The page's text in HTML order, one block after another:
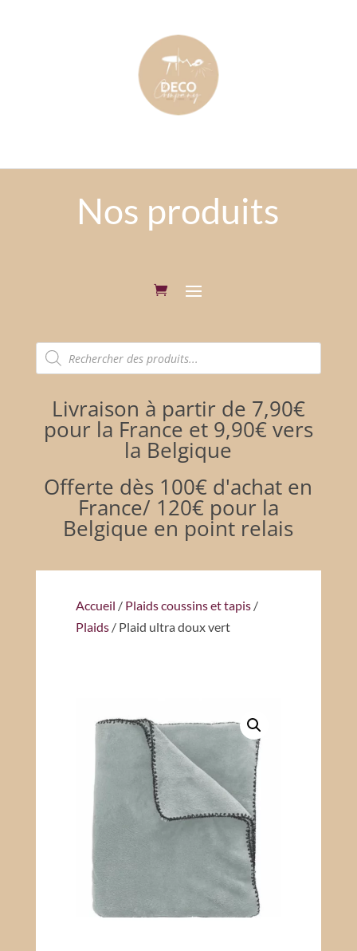
Nos produits
Recherche
de
produits
Livraison à partir de 7,90€
pour la France et 9,90€ vers
la Belgique
Offerte dès 100€ d'achat en
France/ 120€ pour la
Belgique en point relais
Accueil / Plaids coussins et tapis/
Plaids/ Plaid ultra doux vert